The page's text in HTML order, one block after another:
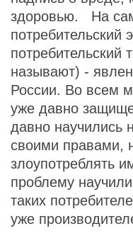
здоровью. На
потребительский
потребительский
называют) -
России. Во всем
уже давно
давно научились
своими правами,
злоупотреблять
проблему
таких
уже